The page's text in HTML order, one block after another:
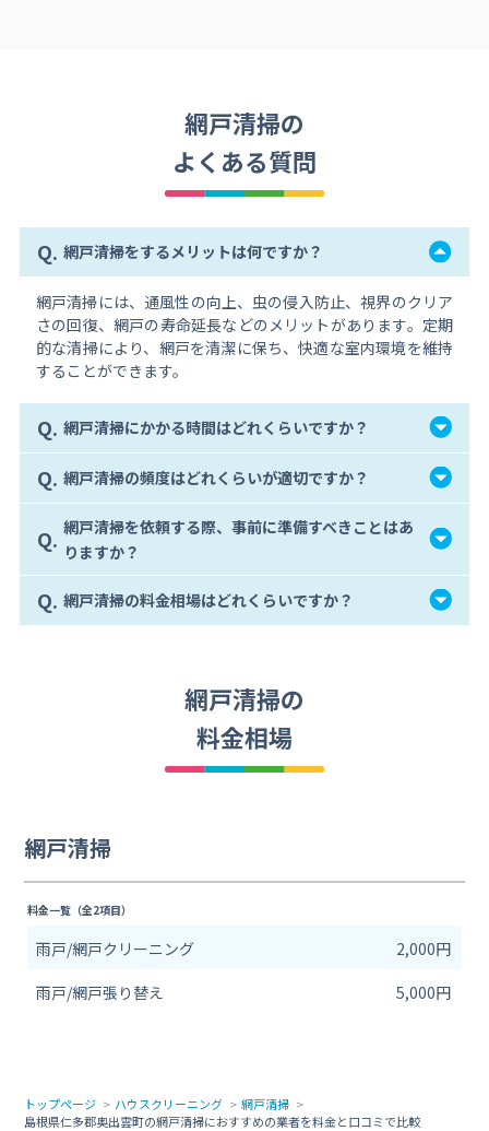
網戸清掃の
よくある質問
Q. 網戸清掃をするメリットは何ですか？
網戸清掃には、通風性の向上、虫の侵入防止、視界のクリア
さの回復、網戸の寿命延長などのメリットがあります。定期
的な清掃により、網戸を清潔に保ち、快適な室内環境を維持
することができます。
Q. 網戸清掃にかかる時間はどれくらいですか？
Q. 網戸清掃の頻度はどれくらいが適切ですか？
Q. 網戸清掃を依頼する際、事前に準備すべきことはあ
りますか？
Q. 網戸清掃の料金相場はどれくらいですか？
網戸清掃の
料金相場
網戸清掃
料金一覧（全2項目）
雨戸/網戸クリーニング
2,000円
雨戸/網戸張り替え
5,000円
トップページ ハウスクリーニング
網戸清掃
島根県仁多郡奥出雲町の網戸清掃におすすめの業者を料金と口コミで比較